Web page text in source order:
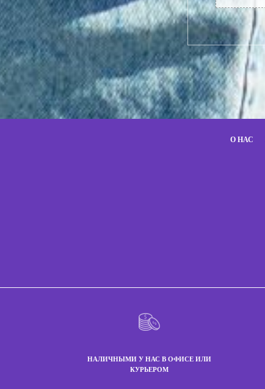
О НАС
НАЛИЧНЫМИ У НАС В ОФИСЕ ИЛИ
КУРЬЕРОМ